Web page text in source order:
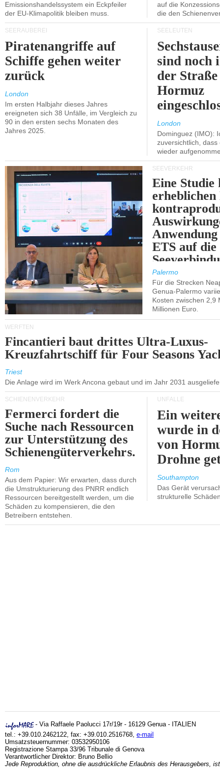
Emissionshandelssystem ein Eckpfeiler
der EU-Klimapolitik bleiben muss.
auf die
die den
SEERÄUBEREI
Piratenangriffe auf
Schiffe gehen weiter
zurück
London
Im ersten Halbjahr dieses Jahres
ereigneten sich 38 Unfälle, im Vergleich zu
90 in den ersten sechs Monaten des
Jahres 2025.
SEELEUTEN
sind noch
der
Hormuz
London
Dominguez (IMO):
zuversichtlich,
wieder
SEEVERKEHR
Eine Studie
ETS auf die
Palermo
Für die Strecken
Genua-Palermo
Kosten zwischen 2,9
Millionen Euro.
WERFTEN
Fincantieri baut drittes Ultra-Luxus-
Kreuzfahrtschiff für Four Seasons
Triest
Die Anlage wird im Werk Ancona gebaut und im Jahr 2031
SCHIENENVERKEHR
Fermerci fordert die
Suche nach Ressourcen
zur Unterstützung des
Schienengüterverkehrs.
Rom
Aus dem Papier: Wir erwarten, dass durch
die Umstrukturierung des PNRR endlich
Ressourcen bereitgestellt werden, um die
Schäden zu kompensieren, die den
Betreibern entstehen.
UNFÄLLE
Ein
wurde in
von
Drohne
Southampton
Das Gerät
strukturelle
- Via Raffaele Paolucci 17r/19r - 16129 Genua - ITALIEN
tel.: +39.010.2462122, fax: +39.010.2516768, e-mail
Umsatzsteuernummer: 03532950106
Registrazione Stampa 33/96 Tribunale di Genova
Verantwortlicher Direktor: Bruno Bellio
Jede Reproduktion, ohne die ausdrückliche Erlaubnis des Herausgebers,